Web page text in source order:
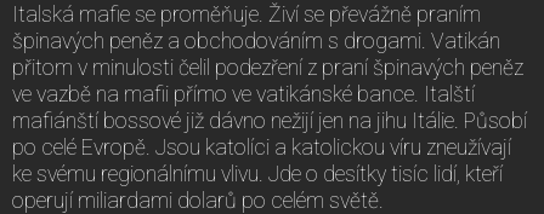
Italská mafie se proměňuje. Živí se převážně praním
špinavých peněz a obchodováním s drogami. Vatikán
přitom v minulosti čelil podezření z praní špinavých peněz
ve vazbě na mafii přímo ve vatikánské bance. Italští
mafiánští bossové již dávno nežijí jen na jihu Itálie. Působí
po celé Evropě. Jsou katolíci a katolickou víru zneužívají
ke svému regionálnímu vlivu. Jde o desítky tisíc lidí, kteří
operují miliardami dolarů po celém světě.